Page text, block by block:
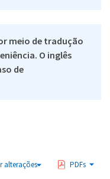
meio de tradução
O inglês
de
alterações PDFs